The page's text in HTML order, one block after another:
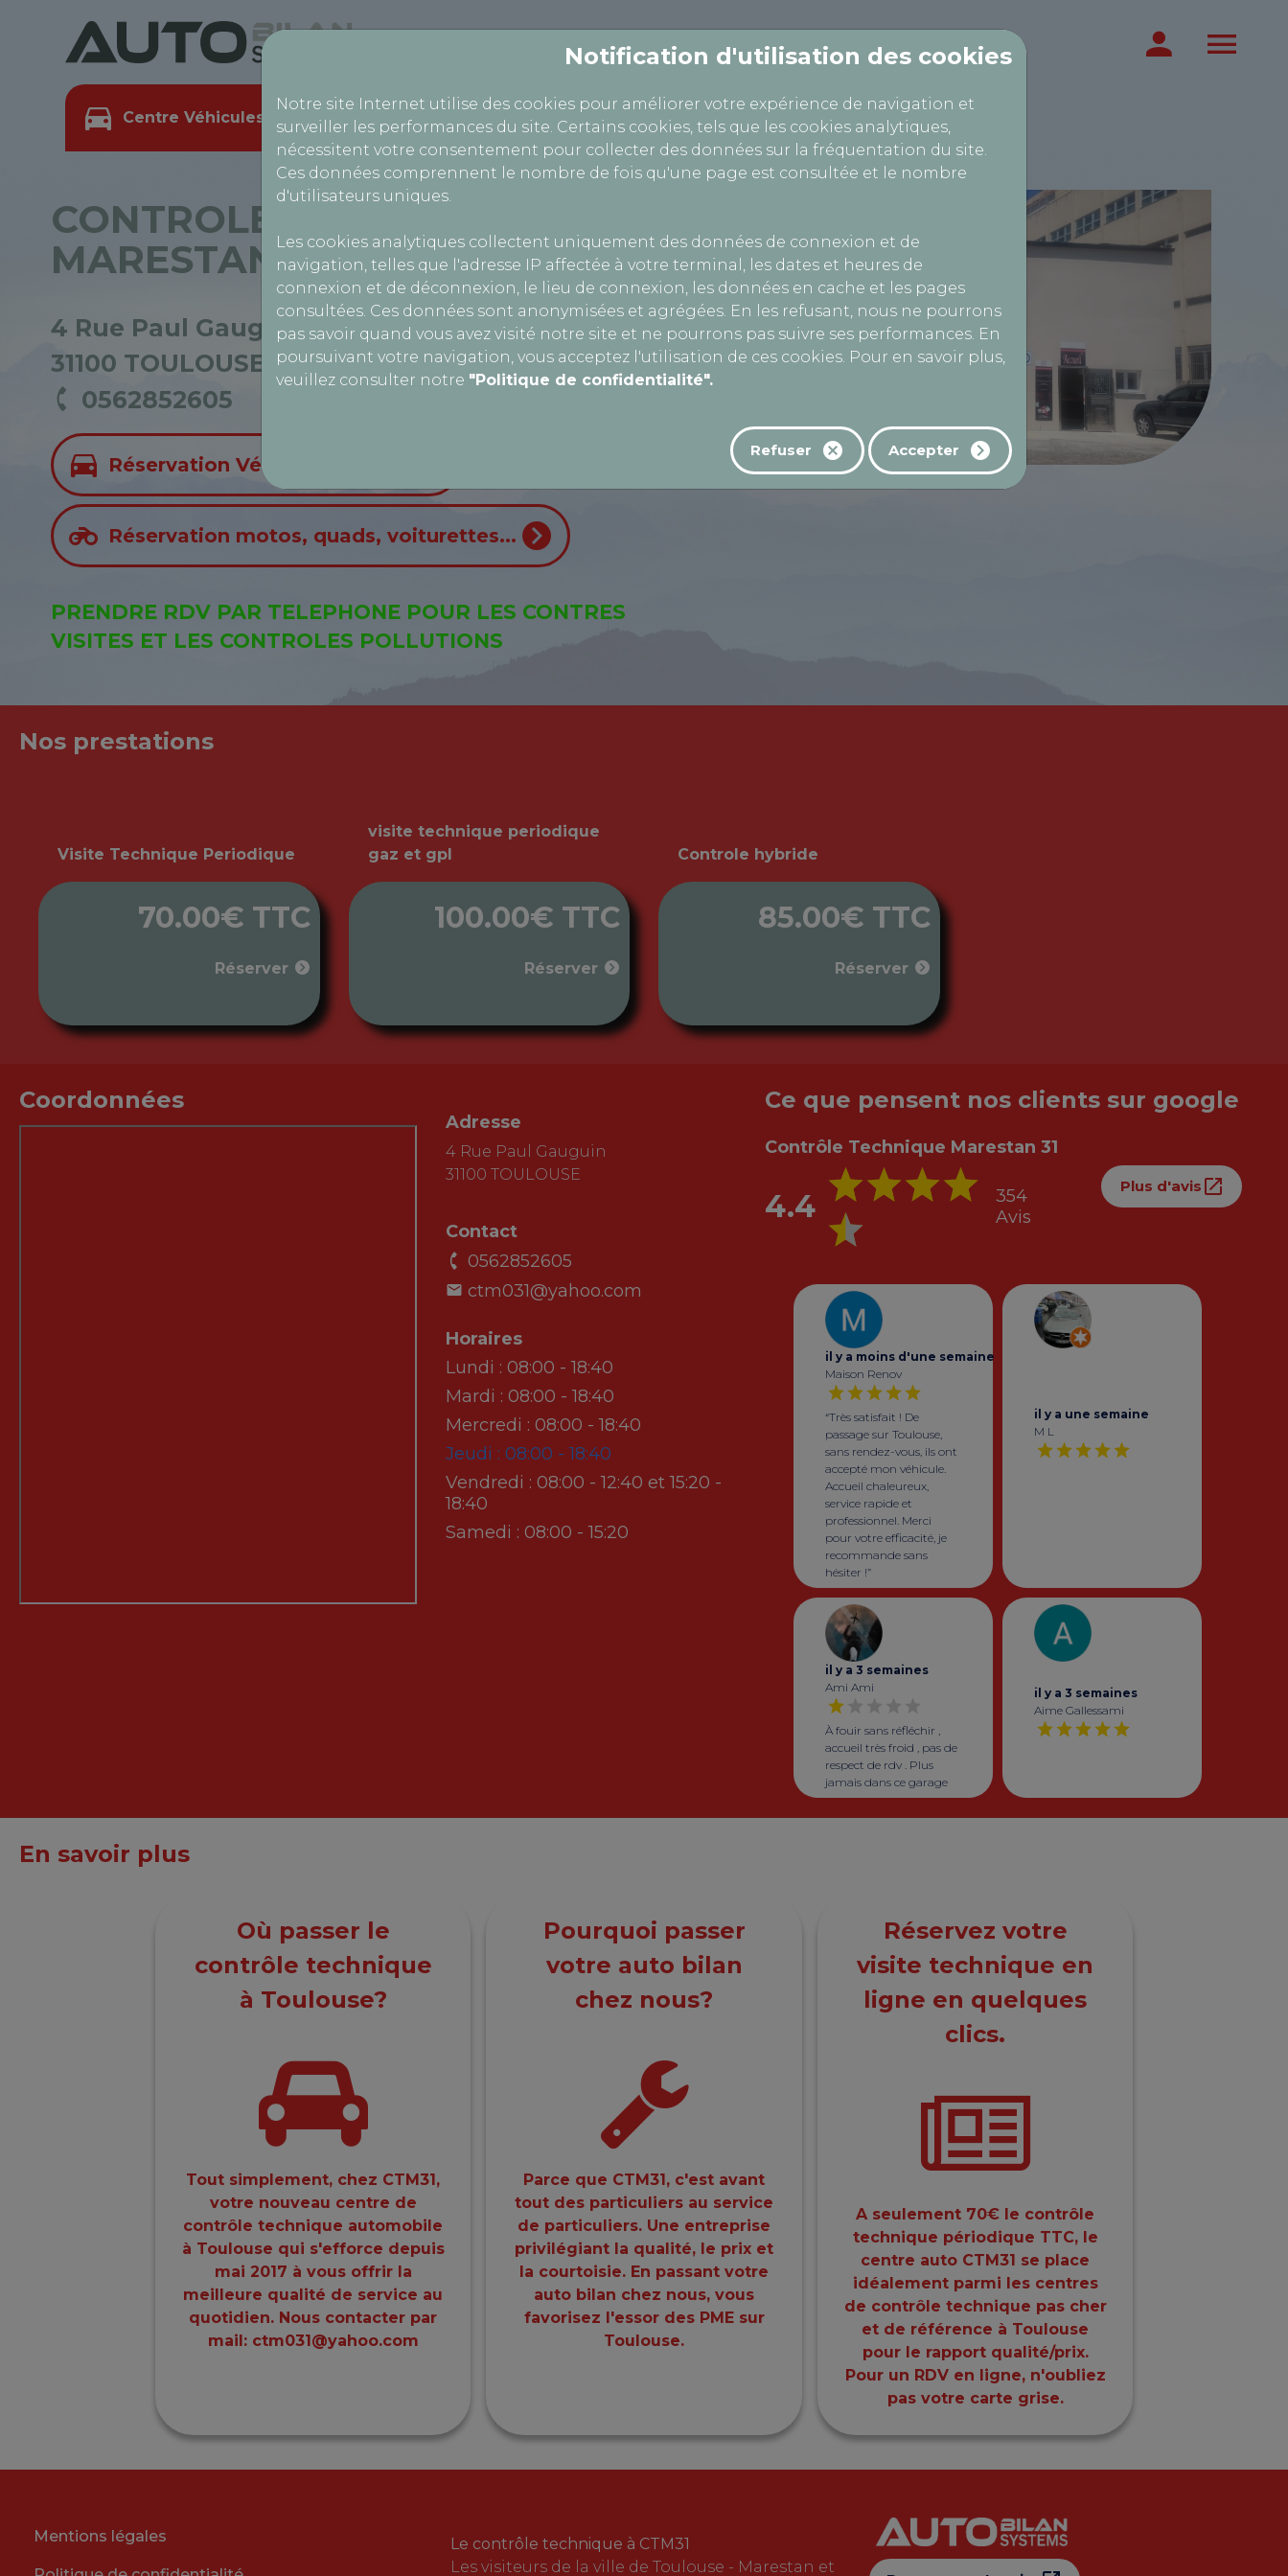
Notification d'utilisation des cookies
Notre site Internet utilise des cookies pour améliorer votre expérience de navigation et
surveiller les performances du site. Certains cookies, tels que les cookies analytiques,
nécessitent votre consentement pour collecter des données sur la fréquentation du site.
Ces données comprennent le nombre de fois qu'une page est consultée et le nombre
d'utilisateurs uniques.
Les cookies analytiques collectent uniquement des données de connexion et de
navigation, telles que l'adresse IP affectée à votre terminal, les dates et heures de
connexion et de déconnexion, le lieu de connexion, les données en cache et les pages
consultées. Ces données sont anonymisées et agrégées. En les refusant, nous ne pourrons
pas savoir quand vous avez visité notre site et ne pourrons pas suivre ses performances. En
poursuivant votre navigation, vous acceptez l'utilisation de ces cookies. Pour en savoir plus,
veuillez consulter notre "Politique de confidentialité".
Refuser Accepter
Centre Véhicules Légers Centre Motos, Quads, Voiturettes...
CONTROLE TECHNIQUE
MARESTAN
4 Rue Paul Gauguin,
31100 TOULOUSE
0562852605
Réservation Véhicules Légers
Réservation motos, quads, voiturettes...
PRENDRE RDV PAR TELEPHONE POUR LES CONTRES
VISITES ET LES CONTROLES POLLUTIONS
Nos prestations
Visite Technique Periodique
70.00€ TTC
Réserver
visite technique periodique
gaz et gpl
100.00€ TTC
Réserver
Controle hybride
85.00€ TTC
Réserver
Coordonnées
Adresse
4 Rue Paul Gauguin
31100 TOULOUSE
Contact
0562852605
ctm031@yahoo.com
Horaires
Lundi : 08:00 - 18:40
Mardi : 08:00 - 18:40
Mercredi : 08:00 - 18:40
Jeudi : 08:00 - 18:40
Vendredi : 08:00 - 12:40 et 15:20 -
18:40
Samedi : 08:00 - 15:20
Ce que pensent nos clients sur google
Contrôle Technique Marestan 31
4.4
354
Avis
Plus d'avis
il y a moins d'une semaine
Maison Renov
“Très satisfait ! De
passage sur Toulouse,
sans rendez-vous, ils ont
accepté mon véhicule.
Accueil chaleureux,
service rapide et
professionnel. Merci
pour votre efficacité, je
recommande sans
hésiter !”
il y a une semaine
M L
il y a 3 semaines
Ami Ami
À fouir sans réfléchir ,
accueil très froid , pas de
respect de rdv . Plus
jamais dans ce garage
il y a 3 semaines
Aime Gallessami
En savoir plus
Où passer le
contrôle technique
à Toulouse?
Tout simplement, chez CTM31,
votre nouveau centre de
contrôle technique automobile
à Toulouse qui s'efforce depuis
mai 2017 à vous offrir la
meilleure qualité de service au
quotidien. Nous contacter par
mail: ctm031@yahoo.com
Pourquoi passer
votre auto bilan
chez nous?
Parce que CTM31, c'est avant
tout des particuliers au service
de particuliers. Une entreprise
privilégiant la qualité, le prix et
la courtoisie. En passant votre
auto bilan chez nous, vous
favorisez l'essor des PME sur
Toulouse.
Réservez votre
visite technique en
ligne en quelques
clics.
A seulement 70€ le contrôle
technique périodique TTC, le
centre auto CTM31 se place
idéalement parmi les centres
de contrôle technique pas cher
et de référence à Toulouse
pour le rapport qualité/prix.
Pour un RDV en ligne, n'oubliez
pas votre carte grise.
Mentions légales
Le contrôle technique à CTM31
Les visiteurs de la ville de Toulouse - Marestan et